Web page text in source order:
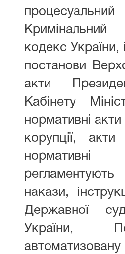
кодекс України,
постанови
акти
Кабінету
нормативні
корупції,
накази,
Державної
України,